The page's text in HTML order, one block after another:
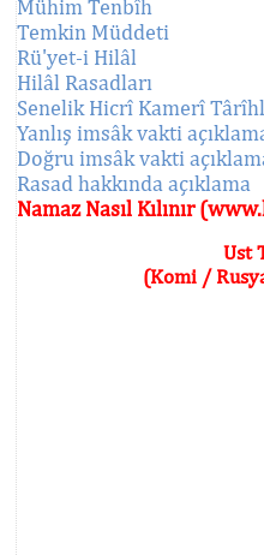
Mühim Tenbîh
Temkin Müddeti
Rü'yet-i Hilâl
Hilâl Rasadları
Senelik Hicrî Kamerî
Yanlış imsâk vakti
Doğru imsâk vakti
Rasad hakkında açıklama
Namaz Nasıl Kılınır
Ust
(Komi /